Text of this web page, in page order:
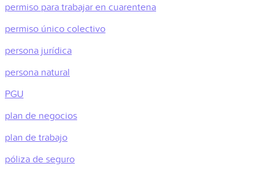
permiso para trabajar en cuarentena
permiso único colectivo
persona jurídica
persona natural
PGU
plan de negocios
plan de trabajo
póliza de seguro